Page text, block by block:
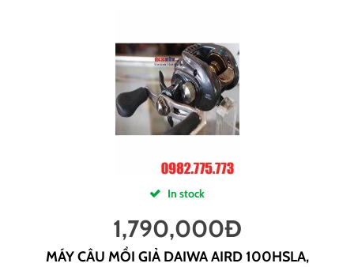
In stock
1,790,000Đ
MÁY CÂU MỒI GIẢ DAIWA AIRD 100HSLA,